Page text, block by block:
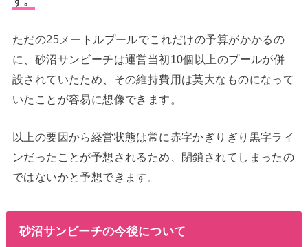
ただの25メートルプールでこれだけの予算がかかるの
に、砂沼サンビーチは運営当初10個以上のプールが併
設されていたため、その維持費用は莫大なものになって
いたことが容易に想像できます。
以上の要因から経営状態は常に赤字かぎりぎり黒字ライ
ンだったことが予想されるため、閉鎖されてしまったの
ではないかと予想できます。
砂沼サンビーチの今後について